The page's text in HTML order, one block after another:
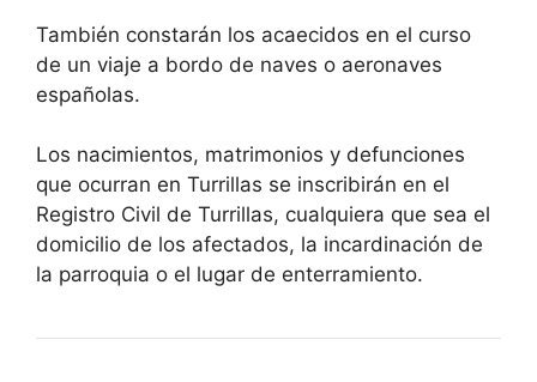
También constarán los acaecidos en el curso
de un viaje a bordo de naves o aeronaves
españolas.
Los nacimientos, matrimonios y defunciones
que ocurran en Turrillas se inscribirán en el
Registro Civil de Turrillas, cualquiera que sea el
domicilio de los afectados, la incardinación de
la parroquia o el lugar de enterramiento.